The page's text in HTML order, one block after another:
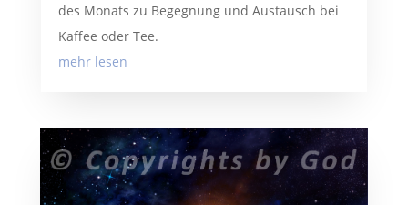
des Monats zu Begegnung und Austausch bei
Kaffee oder Tee.
mehr lesen